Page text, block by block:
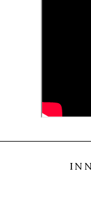
wygnaniu w
jedną z
bośniackiej
także rolę i